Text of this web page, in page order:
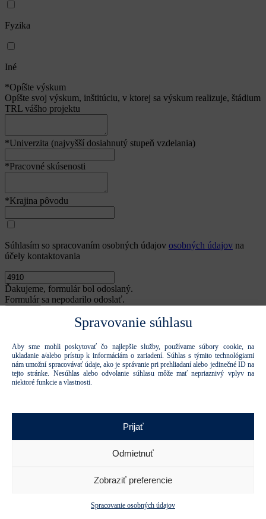
Spravovanie súhlasu
Aby sme mohli poskytovať čo najlepšie služby, používame súbory cookie, na
ukladanie a/alebo prístup k informáciám o zariadení. Súhlas s týmito technológiami
nám umožní spracovávať údaje, ako je správanie pri prehliadaní alebo jedinečné ID na
tejto stránke. Nesúhlas alebo odvolanie súhlasu môže mať nepriaznivý vplyv na
niektoré funkcie a vlastnosti.
Prijať
Odmietnuť
Zobraziť preferencie
Spracovanie osobných údajov
Fyzika
Iné
*Opíšte výskum
Opíšte svoj výskum, inštitúciu, v ktorej sa výskum realizuje, štádium
TRL vášho projektu
*Univerzita (najvyšší dosiahnutý stupeň vzdelania)
*Pracovné skúsenosti
*Krajina pôvodu
Súhlasím so spracovaním osobných údajov osobných údajov na
účely kontaktovania
Ďakujeme, formulár bol odoslaný.
Formulár sa nepodarilo odoslať.
Tieto stránky sú chránené reCAPTCHA a spoločnosťou Google a
platia Pravidlá ochrany osobných údajov aZmluvné podmienky. .
Zatvoriť
*Meno
Počet a mená osôb